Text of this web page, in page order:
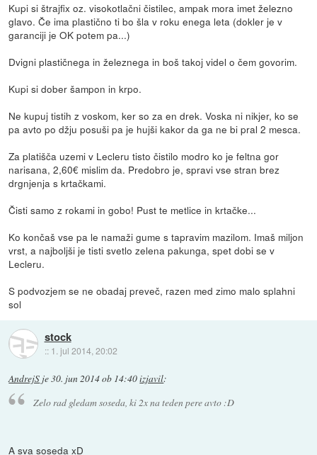
Kupi si štrajfix oz. visokotlačni čistilec, ampak mora imet železno
glavo. Če ima plastično ti bo šla v roku enega leta (dokler je v
garanciji je OK potem pa...)
Dvigni plastičnega in železnega in boš takoj videl o čem govorim.
Kupi si dober šampon in krpo.
Ne kupuj tistih z voskom, ker so za en drek. Voska ni nikjer, ko se
pa avto po džju posuši pa je hujši kakor da ga ne bi pral 2 mesca.
Za platišča uzemi v Lecleru tisto čistilo modro ko je feltna gor
narisana, 2,60€ mislim da. Predobro je, spravi vse stran brez
drgnjenja s krtačkami.
Čisti samo z rokami in gobo! Pust te metlice in krtačke...
Ko končaš vse pa le namaži gume s tapravim mazilom. Imaš miljon
vrst, a najboljši je tisti svetlo zelena pakunga, spet dobi se v
Lecleru.
S podvozjem se ne obadaj preveč, razen med zimo malo splahni
sol
stock
:: 1. jul 2014, 20:02
AndrejS je30. jun 2014 ob 14:40izjavil:
Zelo rad gledam soseda, ki 2x na teden pere avto :D
A sva soseda xD